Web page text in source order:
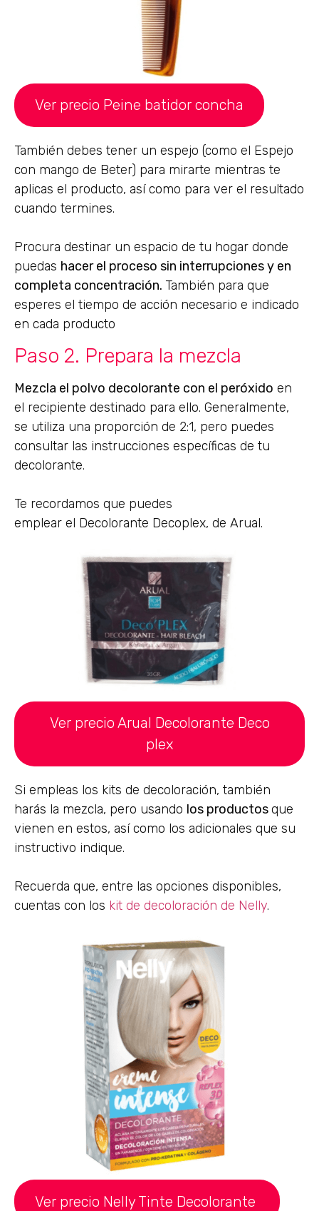
Ver precio Peine batidor concha
También debes tener un espejo (como el Espejo
con mango de Beter) para mirarte mientras te
aplicas el producto, así como para ver el resultado
cuando termines.
Procura destinar un espacio de tu hogar donde
puedas hacer el proceso sin interrupciones y en
completa concentración. También para que
esperes el tiempo de acción necesario e indicado
en cada producto
Paso 2. Prepara la mezcla
Mezcla el polvo decolorante con el peróxido en
el recipiente destinado para ello. Generalmente,
se utiliza una proporción de 2:1, pero puedes
consultar las instrucciones específicas de tu
decolorante.
Te recordamos que puedes
emplear el Decolorante Decoplex, de Arual.
Ver precio Arual Decolorante Deco
plex
Si empleas los kits de decoloración, también
harás la mezcla, pero usando los productosque
vienen en estos, así como los adicionales que su
instructivo indique.
Recuerda que, entre las opciones disponibles,
cuentas con los kit de decoloración de Nelly.
Ver precio Nelly Tinte Decolorante